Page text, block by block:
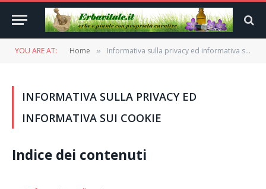
YOU ARE AT: Home » Informativa sulla privacy ed informativa sui cookie
INFORMATIVA SULLA PRIVACY ED
INFORMATIVA SUI COOKIE
Indice dei contenuti